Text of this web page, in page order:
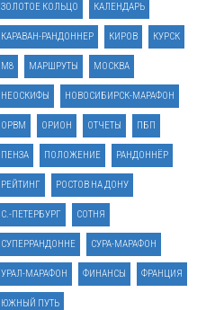
ЗОЛОТОЕ КОЛЬЦО КАЛЕНДАРЬ
КАРАВАН-РАНДОННЕР КИРОВ КУРСК
М8 МАРШРУТЫ МОСКВА
НЕОСКИФЫ НОВОСИБИРСК-МАРАФОН
ОРВМ ОРИОН ОТЧЕТЫ ПБП
ПЕНЗА ПОЛОЖЕНИЕ РАНДОННЁР
РЕЙТИНГ РОСТОВ НА ДОНУ
С.-ПЕТЕРБУРГ СОТНЯ
СУПЕРРАНДОННЕ СУРА-МАРАФОН
УРАЛ-МАРАФОН ФИНАНСЫ ФРАНЦИЯ
ЮЖНЫЙ ПУТЬ